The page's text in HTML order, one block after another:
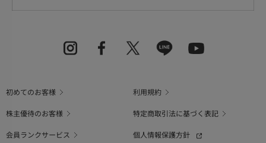
初めてのお客様
利用規約
株主優待のお客様
特定商取引法に基づく表記
会員ランクサービス
個人情報保護方針